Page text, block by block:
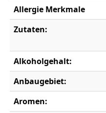
Allergie Merkmale
Zutaten:
Alkoholgehalt:
Anbaugebiet:
Aromen: